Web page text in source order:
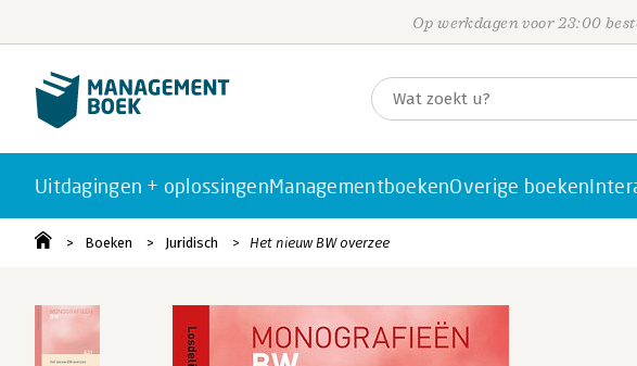
Op werkdagen voor 23:00
Uitdagingen + oplossingenManagementboekenOverige boeken
Boeken Juridisch Het nieuw BW overzee